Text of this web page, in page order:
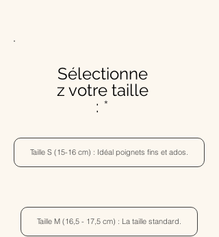
Sélectionne
z votre taille
:
Taille S (15-16 cm) : Idéal poignets fins et ados.
Taille M (16,5 - 17,5 cm) : La taille standard.